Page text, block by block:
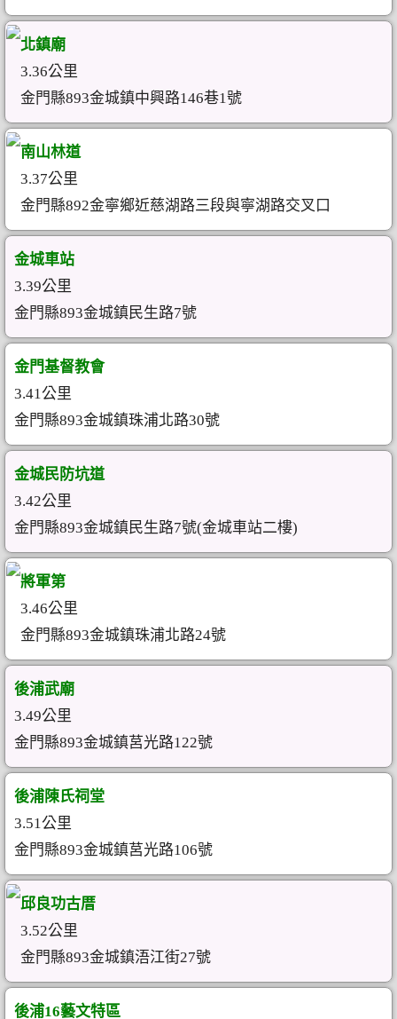
北鎮廟
3.36公里
金門縣893金城鎮中興路146巷1號
南山林道
3.37公里
金門縣892金寧鄉近慈湖路三段與寧湖路交叉口
金城車站
3.39公里
金門縣893金城鎮民生路7號
金門基督教會
3.41公里
金門縣893金城鎮珠浦北路30號
金城民防坑道
3.42公里
金門縣893金城鎮民生路7號(金城車站二樓)
將軍第
3.46公里
金門縣893金城鎮珠浦北路24號
後浦武廟
3.49公里
金門縣893金城鎮莒光路122號
後浦陳氏祠堂
3.51公里
金門縣893金城鎮莒光路106號
邱良功古厝
3.52公里
金門縣893金城鎮浯江街27號
後浦16藝文特區